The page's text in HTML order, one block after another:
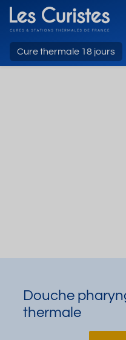
Cure thermale 18 jours
Douche
thermale